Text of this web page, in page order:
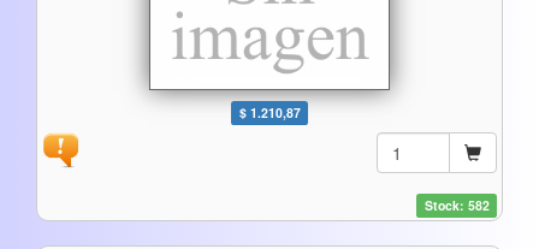
$ 1.210,87
Stock: 582